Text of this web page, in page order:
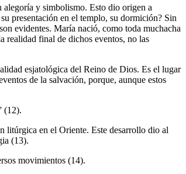
y simbolismo. Esto dio origen a
presentación en el templo, su dormición? Sin
evidentes. María nació, como toda muchacha
realidad final de dichos eventos, no las
esjatológica del Reino de Dios. Es el lugar
de la salvación, porque, aunque estos
(12).
litúrgica en el Oriente. Este desarrollo dio al
(13).
movimientos (14).